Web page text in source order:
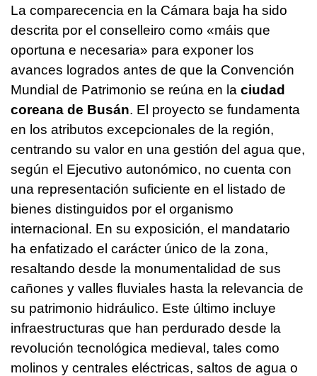
La comparecencia en la Cámara baja ha sido
descrita por el conselleiro como «máis que
oportuna e necesaria» para exponer los
avances logrados antes de que la Convención
Mundial de Patrimonio se reúna en la ciudad
coreana de Busán. El proyecto se fundamenta
en los atributos excepcionales de la región,
centrando su valor en una gestión del agua que,
según el Ejecutivo autonómico, no cuenta con
una representación suficiente en el listado de
bienes distinguidos por el organismo
internacional. En su exposición, el mandatario
ha enfatizado el carácter único de la zona,
resaltando desde la monumentalidad de sus
cañones y valles fluviales hasta la relevancia de
su patrimonio hidráulico. Este último incluye
infraestructuras que han perdurado desde la
revolución tecnológica medieval, tales como
molinos y centrales eléctricas, saltos de agua o